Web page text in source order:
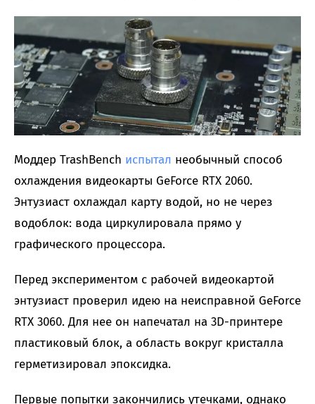
Моддер TrashBench испытал необычный способ
охлаждения видеокарты GeForce RTX 2060.
Энтузиаст охлаждал карту водой, но не через
водоблок: вода циркулировала прямо у
графического процессора.
Перед экспериментом с рабочей видеокартой
энтузиаст проверил идею на неисправной GeForce
RTX 3060. Для нее он напечатал на 3D-принтере
пластиковый блок, а область вокруг кристалла
герметизировал эпоксидка.
Первые попытки закончились утечками, однако